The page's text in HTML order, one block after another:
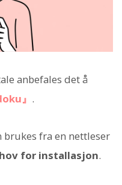
anbefales det å
』 .
brukes fra en nettleser
for installasjon.